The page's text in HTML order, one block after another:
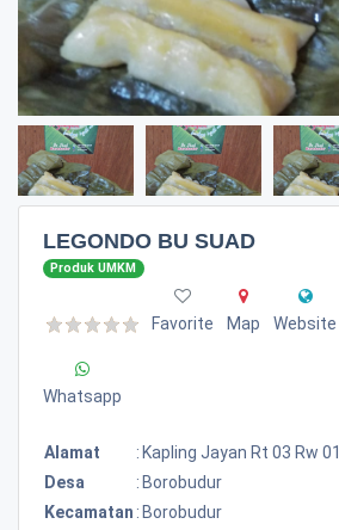
LEGONDO BU SUAD
Produk UMKM
Favorite Map Website
Whatsapp
Alamat : Kapling Jayan Rt 03 Rw 01
Desa
: Borobudur
Kecamatan : Borobudur